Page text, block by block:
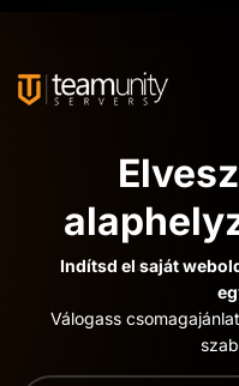
Indítsd el saját
Válogass